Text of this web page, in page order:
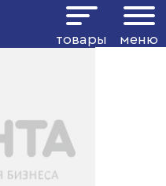
товары меню